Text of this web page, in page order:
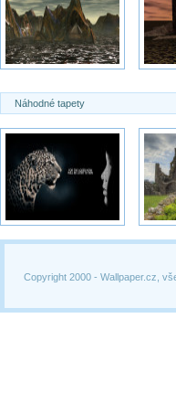
Náhodné tapety
Copyright 2000 - Wallpaper.cz,